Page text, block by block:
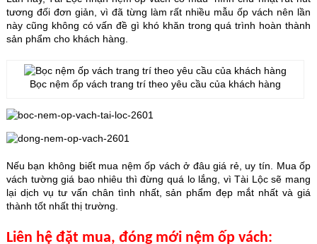
tương đối đơn giản, vì đã từng làm rất nhiều mẫu ốp vách nên lần
này cũng không có vấn đề gì khó khăn trong quá trình hoàn thành
sản phẩm cho khách hàng.
Bọc nệm ốp vách trang trí theo yêu cầu của khách hàng
Nếu bạn không biết mua nệm ốp vách ở đâu giá rẻ, uy tín. Mua ốp
vách tường giá bao nhiêu thì đừng quá lo lắng, vì Tài Lộc sẽ mang
lại dịch vụ tư vấn chân tình nhất, sản phẩm đẹp mắt nhất và giá
thành tốt nhất thị trường.
Liên hệ đặt mua, đóng mới nệm ốp vách: